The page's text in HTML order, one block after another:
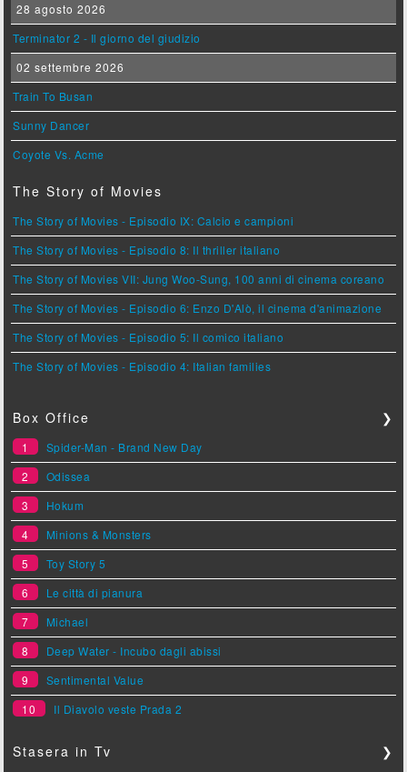
28 agosto 2026
Terminator 2 - Il giorno del giudizio
02 settembre 2026
Train To Busan
Sunny Dancer
Coyote Vs. Acme
The Story of Movies
The Story of Movies - Episodio IX: Calcio e campioni
The Story of Movies - Episodio 8: Il thriller italiano
The Story of Movies VII: Jung Woo-Sung, 100 anni di cinema coreano
The Story of Movies - Episodio 6: Enzo D'Alò, il cinema d'animazione
The Story of Movies - Episodio 5: Il comico italiano
The Story of Movies - Episodio 4: Italian families
Box Office ❯
1
Spider-Man - Brand New Day
2
Odissea
3
Hokum
4
Minions & Monsters
5
Toy Story 5
6
Le città di pianura
7
Michael
8
Deep Water - Incubo dagli abissi
9
Sentimental Value
10
Il Diavolo veste Prada 2
Stasera in Tv ❯